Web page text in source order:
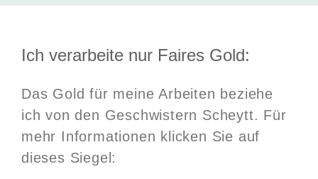
Ich verarbeite nur Faires Gold:
Das Gold für meine Arbeiten beziehe
ich von den Geschwistern Scheytt. Für
mehr Informationen klicken Sie auf
dieses Siegel: